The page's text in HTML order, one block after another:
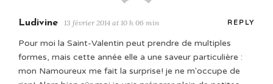
Ludivine 13 février 2014 at 10 h 06 min REPLY
Pour moi la Saint-Valentin peut prendre de multiples
formes, mais cette année elle a une saveur particulière :
mon Namoureux me fait la surprise! je ne m'occupe de